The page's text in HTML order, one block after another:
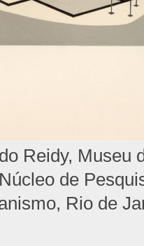
Reidy, Museu
de
Rio de